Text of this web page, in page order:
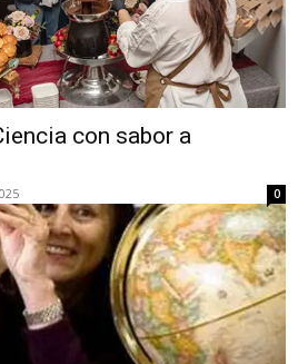
con sabor a
0